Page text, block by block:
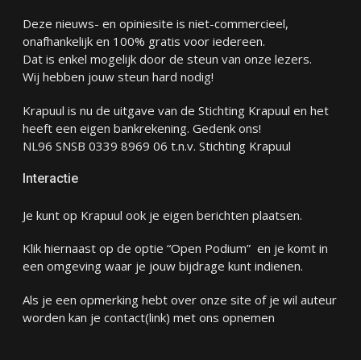
Deze nieuws- en opiniesite is niet-commercieel,
onafhankelijk en 100% gratis voor iedereen.
Dat is enkel mogelijk door de steun van onze lezers.
Wij hebben jouw steun hard nodig!
Krapuul is nu de uitgave van de Stichting Krapuul en het
heeft een eigen bankrekening. Gedenk ons!
NL96 SNSB 0339 8969 06 t.n.v. Stichting Krapuul
Interactie
Je kunt op Krapuul ook je eigen berichten plaatsen.
Klik hiernaast op de optie “Open Podium” en je komt in
een omgeving waar je jouw bijdrage kunt indienen.
Als je een opmerking hebt over onze site of je wil auteur
worden kan je contact(link) met ons opnemen